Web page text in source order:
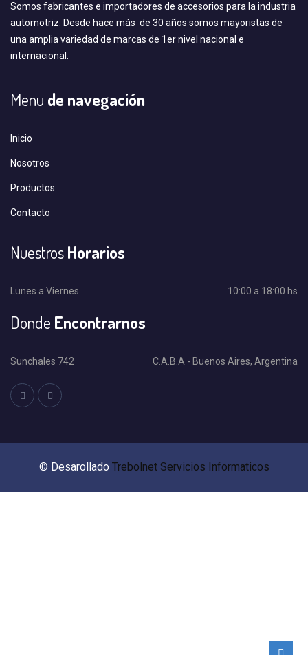
Somos fabricantes e importadores de accesorios para la industria
automotriz. Desde hace más de 30 años somos mayoristas de
una amplia variedad de marcas de 1er nivel nacional e
internacional.
Menu de navegación
Inicio
Nosotros
Productos
Contacto
NuestrosHorarios
Lunes a Viernes 10:00 a 18:00 hs
Donde Encontrarnos
Sunchales 742 C.A.B.A - Buenos Aires, Argentina
© Desarollado Trebolnet Servicios Informaticos